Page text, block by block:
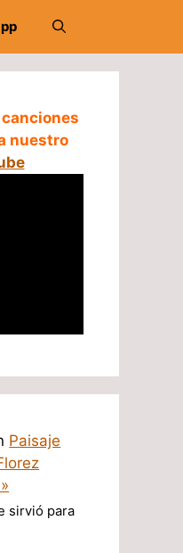
nuestro
Paisaje
sirvió para